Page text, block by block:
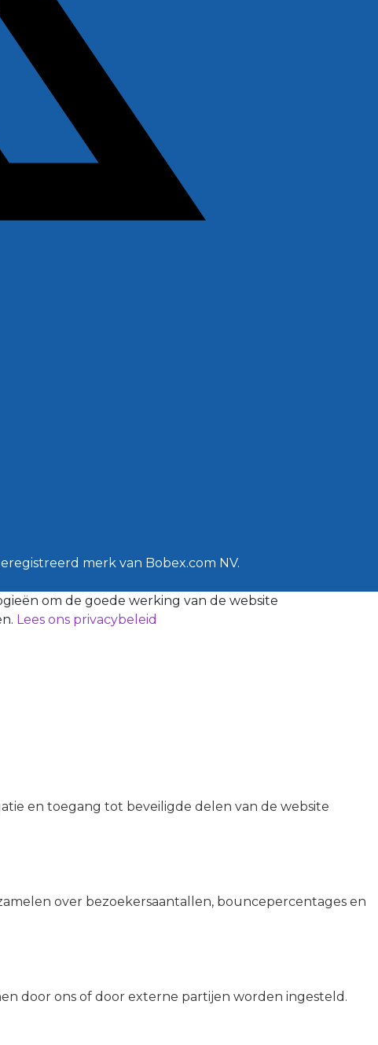
merk van Bobex.com NV.
om de goede werking van de website
Lees ons privacybeleid
en toegang tot beveiligde delen van de website
over bezoekersaantallen, bouncepercentages en
door ons of door externe partijen worden ingesteld.